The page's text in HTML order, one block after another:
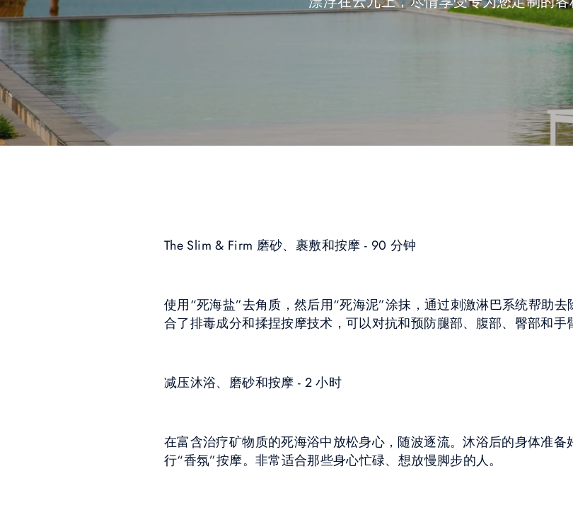
The Slim & Firm 磨砂、裹敷和按摩 - 90 分钟
使用“死海盐”去角质，然后用​​“死海泥”涂抹，通过刺激淋巴系统帮助
合了排毒成分和揉捏按摩技术，可以对抗和预防腿部、腹部、臀部和手
减压沐浴、磨砂和按摩 - 2 小时
在富含治疗矿物质的死海浴中放松身心，随波逐流。沐浴后的身体准
行“香氛”按摩。非常适合那些身心忙碌、想放慢脚步的人。